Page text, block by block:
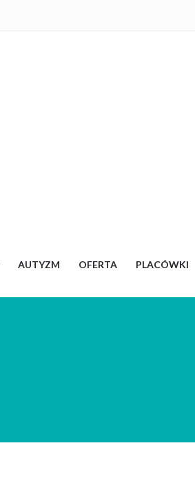
AUTYZM OFERTA PLACÓWKI